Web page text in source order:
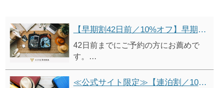
【早期割42日前／10%オフ】早期予約割引プラン（朝食付）
42日前までにご予約の方にお薦めで
す。
●「シンプルステイプラン（朝食
付）」 から10%オフ
≪公式サイト限定≫【連泊割／10%オフ】3連泊以上割引プラン（朝食付）